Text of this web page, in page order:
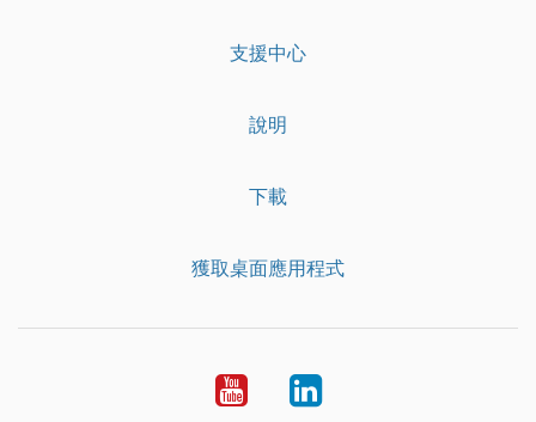
支援中心
說明
下載
獲取桌面應用程式
YouTubeLinkedIn